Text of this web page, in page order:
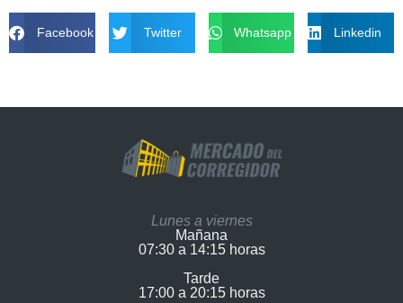
Facebook Twitter Whatsapp Linkedin
Lunes a viernes
Mañana
07:30 a 14:15 horas
Tarde
17:00 a 20:15 horas​